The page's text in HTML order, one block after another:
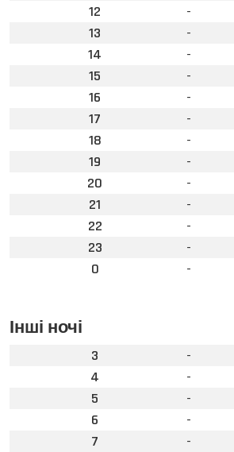
12
-
13
-
14
-
15
-
16
-
17
-
18
-
19
-
20
-
21
-
22
-
23
-
0
-
Інші ночі
3
-
4
-
5
-
6
-
7
-